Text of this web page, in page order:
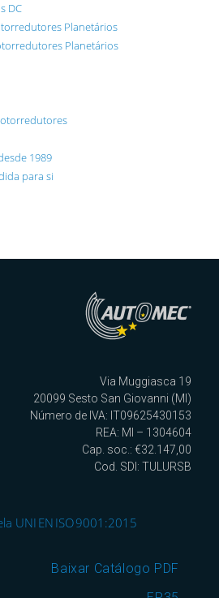
DC
Planetários
Planetários
1989
para si
Via Muggiasca 19
20099 Sesto San Giovanni (MI)
Número de IVA: IT09625430153
REA: MI – 1304604
Cap. soc.: €32.147,00
Cod. SDI: TULURSB
UNI EN ISO 9001:2015
Baixar Catálogo PDF